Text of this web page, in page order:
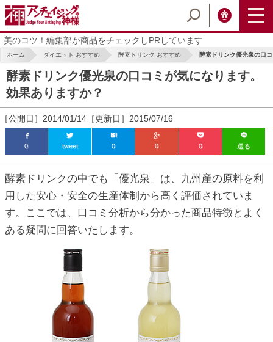
美のコツ！編集部が商品をチェックしPRしています
ホーム ダイエット おすすめ 酵素ドリンク おすすめ 酵素ドリンク優光泉の口
酵素ドリンク優光泉の口コミが気になります。
効果ありますか？
［公開日］2014/01/14［更新日］2015/07/16
0 tweet 0 0 0 送る
酵素ドリンクの中でも「優光泉」は、九州産の原料を利
用した安心・安全の生産体制から高く評価されていま
す。ここでは、口コミ分析から分かった商品特徴とよく
ある疑問に回答いたします。
antiaging/wp-
antiaging/wp-
antiaging/wp-